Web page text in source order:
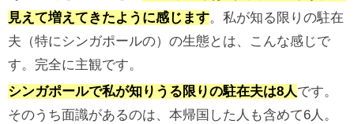
見えて増えてきたように感じます。私が知る限りの駐在
夫（特にシンガポールの）の生態とは、こんな感じで
す。完全に主観です。
シンガポールで私が知りうる限りの駐在夫は8人です。
そのうち面識があるのは、本帰国した人も含めて6人。